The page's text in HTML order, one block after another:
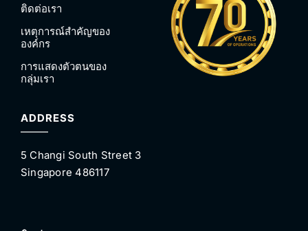
ติดต่อเรา
เหตุการณ์สำคัญของ
องค์กร
การแสดงตัวตนของ
กลุ่มเรา
ADDRESS
5 Changi South Street 3
Singapore 486117